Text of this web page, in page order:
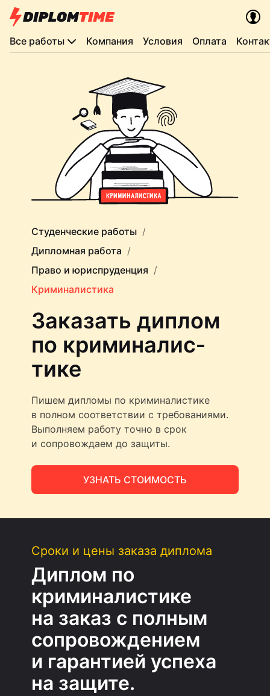
Все работы Компания Условия Оплата
Студенческие работы
Дипломная работа
Право и юриспруденция
Криминалистика
Заказать диплом
по криминалис­
тике
Пишем дипломы по криминалистике
в полном соответствии с требованиями.
Выполняем работу точно в срок
и сопровождаем до защиты.
УЗНАТЬ СТОИМОСТЬ
Сроки и цены заказа диплома
Диплом по
криминалистике
на заказ с полным
сопровождением
и гарантией успеха
на защите.